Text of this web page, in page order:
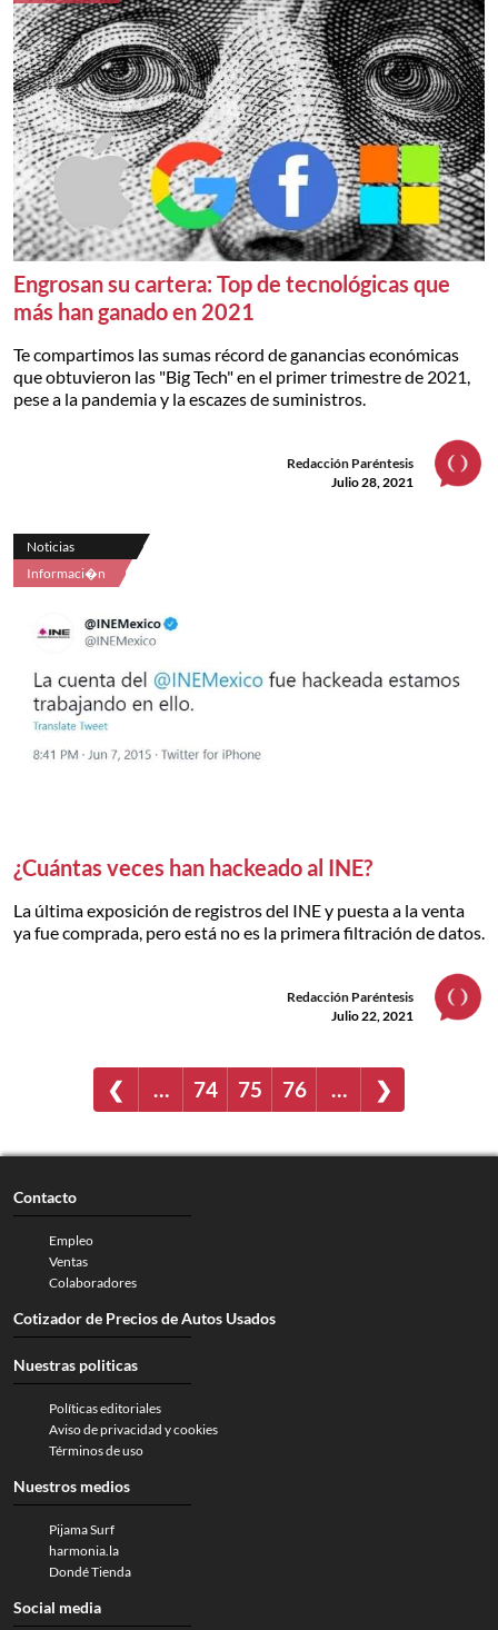
Engrosan su cartera: Top de tecnológicas que
más han ganado en 2021
Te compartimos las sumas récord de ganancias económicas
que obtuvieron las "Big Tech" en el primer trimestre de 2021,
pese a la pandemia y la escazes de suministros.
Redacción Paréntesis
Julio 28, 2021
Noticias
Informaci�n
¿Cuántas veces han hackeado al INE?
La última exposición de registros del INE y puesta a la venta
ya fue comprada, pero está no es la primera filtración de datos.
Redacción Paréntesis
Julio 22, 2021
❮ … 74 75 76 … ❯
Contacto
Empleo
Ventas
Colaboradores
Cotizador de Precios de Autos Usados
Nuestras politicas
Políticas editoriales
Aviso de privacidad y cookies
Términos de uso
Nuestros medios
Pijama Surf
harmonia.la
Dondé Tienda
Social media